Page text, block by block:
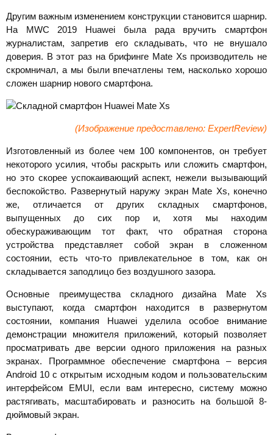
Другим важным изменением конструкции становится шарнир.
На MWC 2019 Huawei была рада вручить смартфон
журналистам, запретив его складывать, что не внушало
доверия. В этот раз на брифинге Mate Xs производитель не
скромничал, а мы были впечатлены тем, насколько хорошо
сложен шарнир нового смартфона.
(Изображение предоставлено: ExpertReview)
Изготовленный из более чем 100 компонентов, он требует
некоторого усилия, чтобы раскрыть или сложить смартфон,
но это скорее успокаивающий аспект, нежели вызывающий
беспокойство. Развернутый наружу экран Mate Xs, конечно
же, отличается от других складных смартфонов,
выпущенных до сих пор и, хотя мы находим
обескураживающим тот факт, что обратная сторона
устройства представляет собой экран в сложенном
состоянии, есть что-то привлекательное в том, как он
складывается заподлицо без воздушного зазора.
Основные преимущества складного дизайна Mate Xs
выступают, когда смартфон находится в развернутом
состоянии, компания Huawei уделила особое внимание
демонстрации множителя приложений, который позволяет
просматривать две версии одного приложения на разных
экранах. Программное обеспечение смартфона – версия
Android 10 с открытым исходным кодом и пользовательским
интерфейсом EMUI, если вам интересно, систему можно
растягивать, масштабировать и разносить на большой 8-
дюймовый экран.